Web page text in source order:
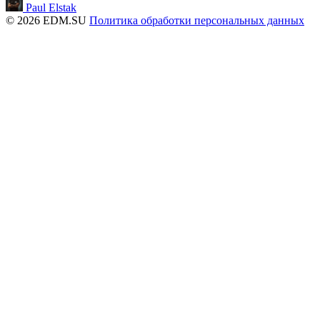
Paul Elstak
© 2026 EDM.SU Политика обработки персональных данных